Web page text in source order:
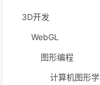
3D开发
WebGL
图形编程
计算机图形学